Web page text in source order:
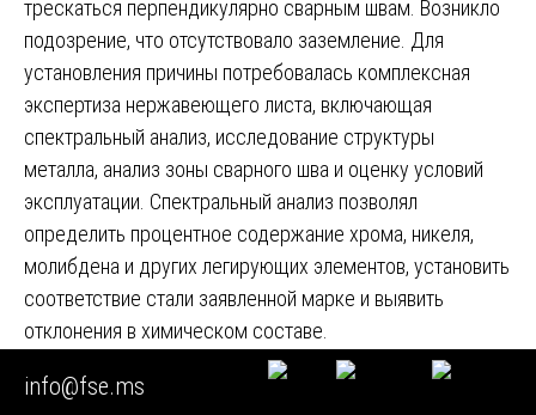
трескаться перпендикулярно сварным швам. Возникло
подозрение, что отсутствовало заземление. Для
установления причины потребовалась комплексная
экспертиза нержавеющего листа, включающая
спектральный анализ, исследование структуры
металла, анализ зоны сварного шва и оценку условий
эксплуатации. Спектральный анализ позволял
определить процентное содержание хрома, никеля,
молибдена и других легирующих элементов, установить
соответствие стали заявленной марке и выявить
отклонения в химическом составе.
Металлографические исследования должны были
определить, имело ли место межкристаллитное или
info@fse.ms